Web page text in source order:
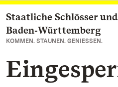
Zum Hauptinhalt springen
Staatliche Schlösser
Baden‑Württemberg
KOMMEN. STAUNEN. GENIESSEN.